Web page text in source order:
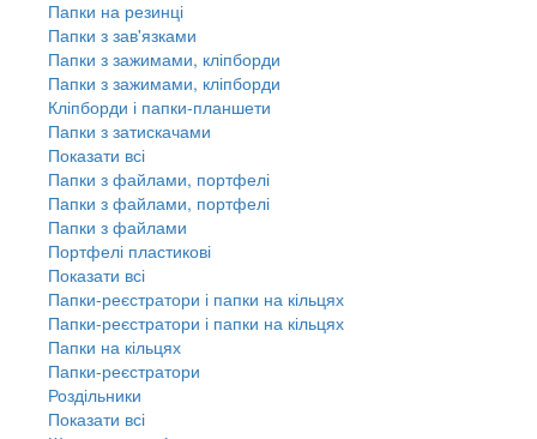
Папки на резинці
Папки з зав'язками
Папки з зажимами, кліпборди
Папки з зажимами, кліпборди
Кліпборди і папки-планшети
Папки з затискачами
Показати всі
Папки з файлами, портфелі
Папки з файлами, портфелі
Папки з файлами
Портфелі пластикові
Показати всі
Папки-реєстратори і папки на кільцях
Папки-реєстратори і папки на кільцях
Папки на кільцях
Папки-реєстратори
Роздільники
Показати всі